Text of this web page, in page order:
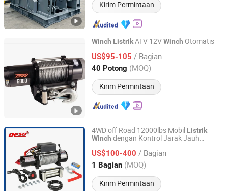
Kirim Permintaan
Winch ListrikATV 12VWinch Otomatis
US$95-105 / Bagian
40 Potong (MOQ)
Kirim Permintaan
Zhejiang Hongbin Industry and Trade Co., Ltd.
Zhejiang, China Harga mulai 2023
4WD off Road 12000lbs Mobil Listrik
Winch dengan Kontrol Jarak Jauh
US$100-400 / Bagian
1 Bagian (MOQ)
Kirim Permintaan
Chongqing Deso Lifting Co., Ltd.
Chongqing, China Harga mulai 2008